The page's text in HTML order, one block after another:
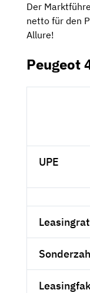
Der
netto für den
Allure!
Peugeot
UPE